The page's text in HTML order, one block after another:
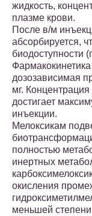
жидкость,
плазме крови.
После в/м
абсорбируется,
биодоступности
дозозависимая
мг.
достигает
инъекции.
Мелоксикам
полностью
инертных
окисления
меньшей